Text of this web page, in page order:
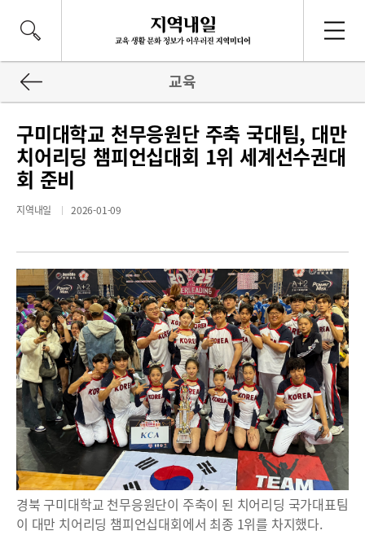
교육
구미대학교 천무응원단 주축 국대팀, 대만
치어리딩 챔피언십대회 1위 세계선수권대
회 준비
지역내일 2026-01-09
경북 구미대학교 천무응원단이 주축이 된 치어리딩 국가대표팀
이 대만 치어리딩 챔피언십대회에서 최종 1위를 차지했다.